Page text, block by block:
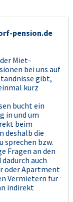
pension.de
Miet-
bei uns auf
gibt,
kurz
bucht ein
in und um
beim
deshalb die
bzw.
Fragen an den
auch
oder Apartment
Vermietern für
indirekt